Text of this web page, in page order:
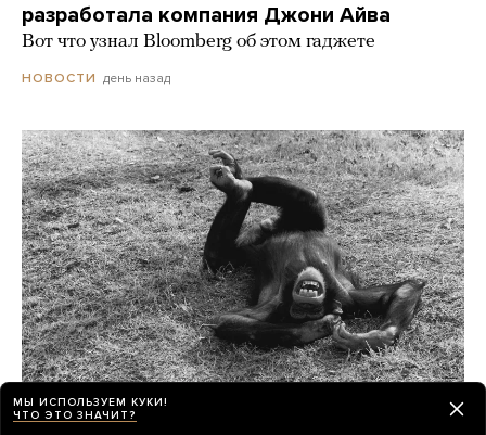
разработала компания Джони Айва
Вот что узнал Bloomberg об этом гаджете
НОВОСТИ день назад
МЫ ИСПОЛЬЗУЕМ КУКИ!
ЧТО ЭТО ЗНАЧИТ?